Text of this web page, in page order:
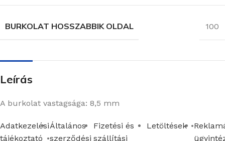
BURKOLAT HOSSZABBIK OLDAL 100
Leírás
A burkolat vastagsága: 8,5 mm
Adatkezelési
tájékoztató
Általános
szerződési
Fizetési és
szállítási
Letöltések